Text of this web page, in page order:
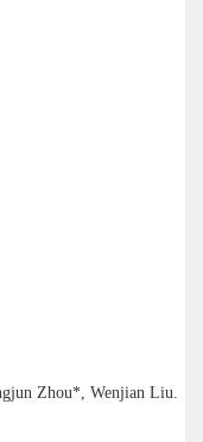
Zhou*, Wenjian Liu.